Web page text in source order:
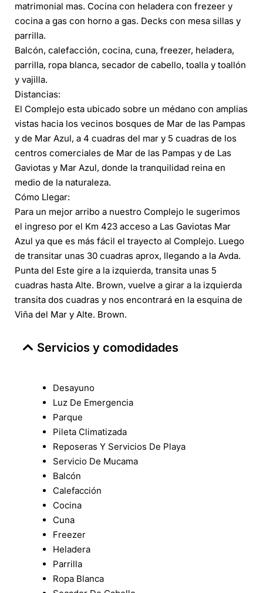
matrimonial mas. Cocina con heladera con frezeer y
cocina a gas con horno a gas. Decks con mesa sillas y
parrilla.
Balcón, calefacción, cocina, cuna, freezer, heladera,
parrilla, ropa blanca, secador de cabello, toalla y toallón
y vajilla.
Distancias:
El Complejo esta ubicado sobre un médano con amplias
vistas hacia los vecinos bosques de Mar de las Pampas
y de Mar Azul, a 4 cuadras del mar y 5 cuadras de los
centros comerciales de Mar de las Pampas y de Las
Gaviotas y Mar Azul, donde la tranquilidad reina en
medio de la naturaleza.
Cómo Llegar:
Para un mejor arribo a nuestro Complejo le sugerimos
el ingreso por el Km 423 acceso a Las Gaviotas Mar
Azul ya que es más fácil el trayecto al Complejo. Luego
de transitar unas 30 cuadras aprox, llegando a la Avda.
Punta del Este gire a la izquierda, transita unas 5
cuadras hasta Alte. Brown, vuelve a girar a la izquierda
transita dos cuadras y nos encontrará en la esquina de
Viña del Mar y Alte. Brown.
Servicios y comodidades
Desayuno
Luz De Emergencia
Parque
Pileta Climatizada
Reposeras Y Servicios De Playa
Servicio De Mucama
Balcón
Calefacción
Cocina
Cuna
Freezer
Heladera
Parrilla
Ropa Blanca